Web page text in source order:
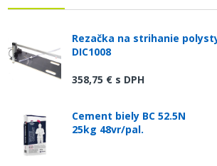
Rezačka na strihanie
DIC1008
358,75 € s DPH
Cement biely BC 52.5N
25kg 48vr/pal.